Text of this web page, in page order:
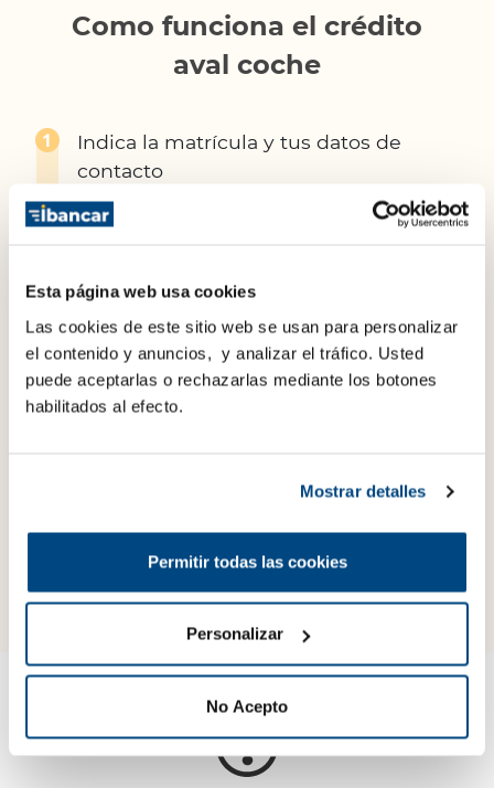
Esta página web usa cookies
Las cookies de este sitio web se usan para personalizar
el contenido y anuncios, y analizar el tráfico. Usted
puede aceptarlas o rechazarlas mediante los botones
habilitados al efecto.
Mostrar detalles
Permitir todas las cookies
Personalizar
No Acepto
Como funciona el crédito
aval coche
Indica la matrícula y tus datos de
contacto
Te enviamos una propuesta de
compromiso
Envíanos la documentación y la
revisamos al momento
Solicitar préstamo